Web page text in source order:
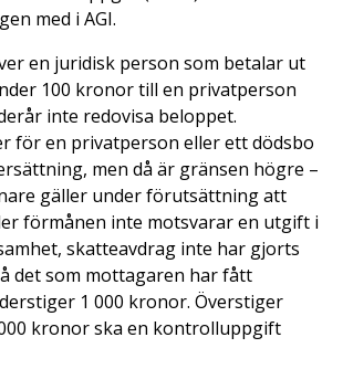
med i AGI.
en juridisk person som betalar ut
100 kronor till en privatperson
inte redovisa beloppet.
för en privatperson eller ett dödsbo
men då är gränsen högre –
gäller under förutsättning att
förmånen inte motsvarar en utgift i
skatteavdrag inte har gjorts
det som mottagaren har fått
1 000 kronor. Överstiger
kronor ska en kontrolluppgift